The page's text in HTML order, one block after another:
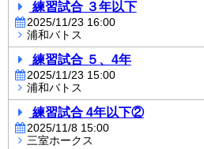
練習試合 ３年以下
2025/11/23 16:00
浦和バトス
練習試合 ５、4年
2025/11/23 15:00
浦和バトス
練習試合 4年以下②
2025/11/8 15:00
三室ホークス